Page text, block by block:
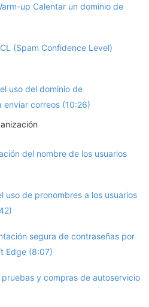
up Calentar un dominio de
(Spam Confidence Level)
uso del dominio de
enviar correos (10:26)
del nombre de los usuarios
uso de pronombres a los usuarios
segura de contraseñas por
Edge (8:07)
pruebas y compras de autoservicio